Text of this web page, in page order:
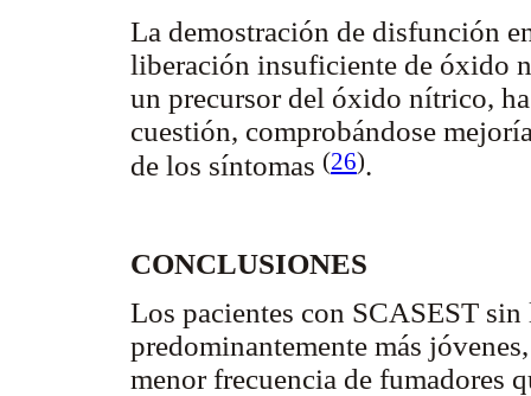
La demostración de disfunción
liberación insuficiente de óxido
un precursor del óxido nítrico,
cuestión, comprobándose
de los síntomas (26).
CONCLUSIONES
Los pacientes con SCASEST
predominantemente más
menor frecuencia de fumadores